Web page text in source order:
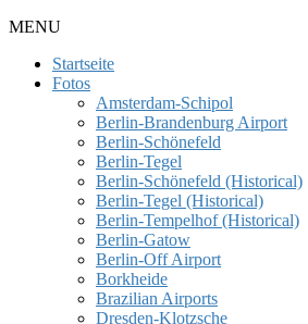
MENU
Startseite
Fotos
Amsterdam-Schipol
Berlin-Brandenburg Airport
Berlin-Schönefeld
Berlin-Tegel
Berlin-Schönefeld (Historical)
Berlin-Tegel (Historical)
Berlin-Tempelhof (Historical)
Berlin-Gatow
Berlin-Off Airport
Borkheide
Brazilian Airports
Dresden-Klotzsche